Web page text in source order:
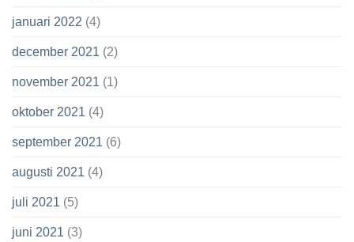
januari 2022 (4)
december 2021 (2)
november 2021 (1)
oktober 2021 (4)
september 2021 (6)
augusti 2021 (4)
juli 2021 (5)
juni 2021 (3)